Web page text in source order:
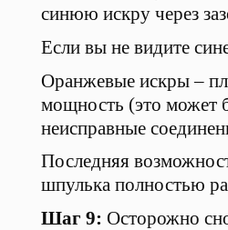
синюю искру через
Если вы не видите
Оранжевые искры –
мощность (это может
неисправные
Последняя
шпулька полностью
Шаг 9: Осторожно